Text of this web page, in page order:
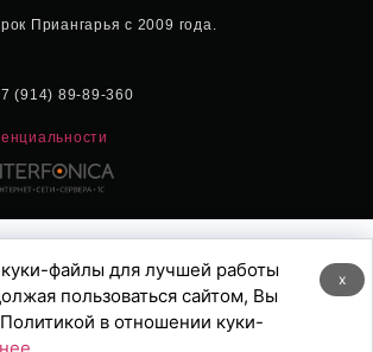
Приангарья с 2009 года.
(914) 89-89-360
x
файлы для лучшей работы
пользоваться сайтом, Вы
в отношении куки-